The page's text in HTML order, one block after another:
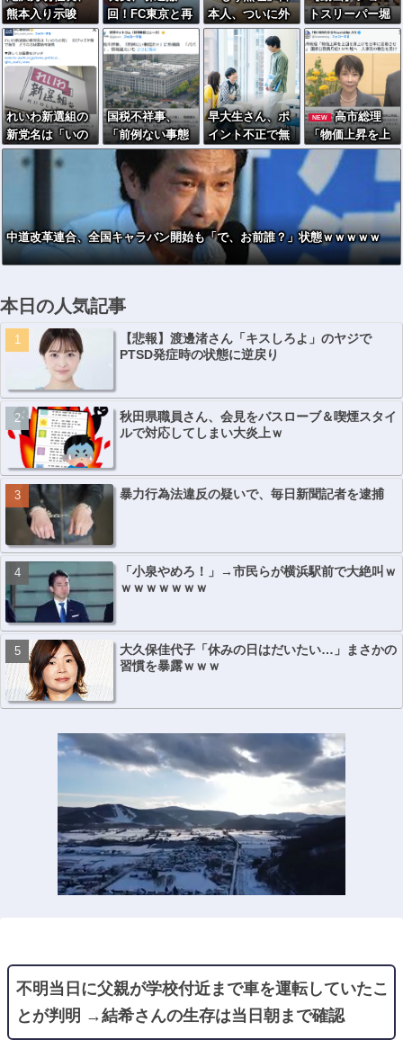
熊本入り示唆
「男手が必要。
時間を見つけて
行きたい」
回！FC東京と再
契約ｷﾀ━━━━
(ﾟ∀ﾟ)━━━━!!
本人、ついに外
国人受け入れ拒
否へ…
トスリーパー堀
大輔、高須幹弥
にブチギレ
れいわ新選組の
新党名は「いの
ちの党」 旧グ
ッズ半額で販
国税不祥事、
「前例ない事態
次々」に危機
感 「パパ
活」、情報漏え
いも
早大生さん、ポ
イント不正で無
銭飲食ｗｗｗ大
学が異例の警告
へ
NEW
高市総理
「物価上昇を上
回る賃上げを日
本に定着させ
る」 →国家公務
員月給3.51％増
へ 人事院の勧告
を受け
中道改革連合、全国キャラバン開始も「で、お前誰？」状態ｗｗｗｗｗ
本日の人気記事
【悲報】渡邊渚さん「キスしろよ」のヤジで
PTSD発症時の状態に逆戻り
秋田県職員さん、会見をバスローブ＆喫煙スタイ
ルで対応してしまい大炎上ｗ
暴力行為法違反の疑いで、毎日新聞記者を逮捕
「小泉やめろ！」→市民らが横浜駅前で大絶叫ｗ
ｗｗｗｗｗｗｗ
大久保佳代子「休みの日はだいたい…」まさかの
習慣を暴露ｗｗｗ
不明当日に父親が学校付近まで車を運転していたこ
とが判明 →結希さんの生存は当日朝まで確認